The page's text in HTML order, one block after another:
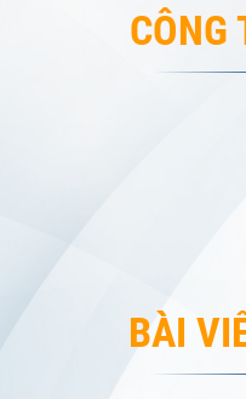
CÔNG
BÀI